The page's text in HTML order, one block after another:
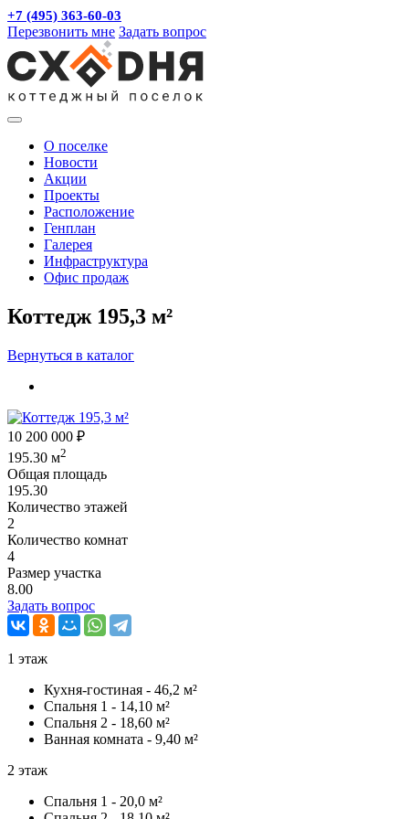
+7 (495) 363-60-03
Перезвонить мне Задать вопрос
О поселке
Новости
Акции
Проекты
Расположение
Генплан
Галерея
Инфраструктура
Офис продаж
Коттедж 195,3 м²
Вернуться в каталог
10 200 000 ₽
195.30 м2
Общая площадь
195.30
Количество этажей
2
Количество комнат
4
Размер участка
8.00
Задать вопрос
1 этаж
Кухня-гостиная - 46,2 м²
Спальня 1 - 14,10 м²
Спальня 2 - 18,60 м²
Ванная комната - 9,40 м²
2 этаж
Спальня 1 - 20,0 м²